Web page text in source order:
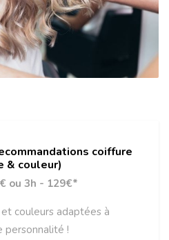
coiffure
& couleur)
ou 3h - 129€*
couleurs adaptées à
!